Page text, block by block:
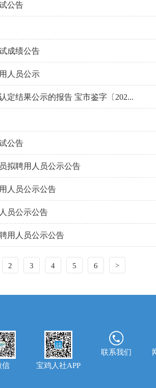
公告
成绩公告
人员公示
定结果公示的报告 宝市鉴字〔202...
公告
拟聘用人员公示公告
人员公示公告
员公示公告
用人员公示公告
2 3 4 5 6 >
信 宝鸡人社APP
联系我们